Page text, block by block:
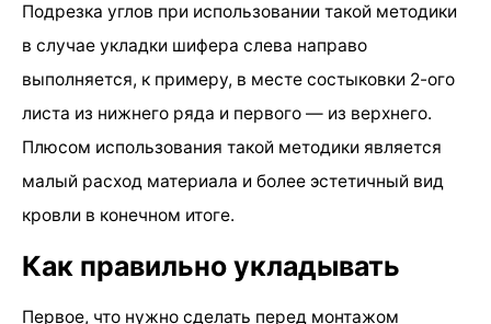
Подрезка углов при использовании такой методики
в случае укладки шифера слева направо
выполняется, к примеру, в месте состыковки 2-ого
листа из нижнего ряда и первого — из верхнего.
Плюсом использования такой методики является
малый расход материала и более эстетичный вид
кровли в конечном итоге.
Как правильно укладывать
Первое, что нужно сделать перед монтажом